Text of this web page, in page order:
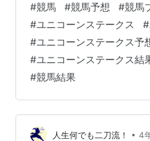
スは宝塚記念ですね～! 来
すが楽しみましょ！！！
～ 今週もありがとうござ
#競馬 #競馬予想 #競馬
#ユニコーンステークス #
#ユニコーンステークス予
#ユニコーンステークス結
#競馬結果
人生何でも二刀流！ • 4